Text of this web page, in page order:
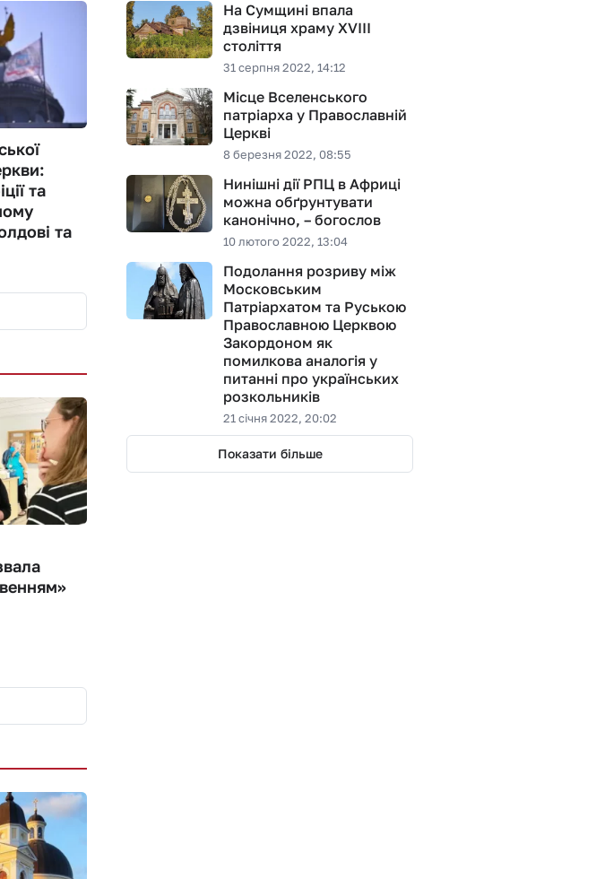
та
та
На Сумщині впала
дзвіниця храму XVIII
століття
31 серпня 2022, 14:12
Місце Вселенського
патріарха у Православній
Церкві
8 березня 2022, 08:55
Нинішні дії РПЦ в Африці
можна обґрунтувати
канонічно, – богослов
10 лютого 2022, 13:04
Подолання розриву між
Московським
Патріархатом та Руською
Православною Церквою
Закордоном як
помилкова аналогія у
питанні про українських
розкольників
21 січня 2022, 20:02
Показати більше